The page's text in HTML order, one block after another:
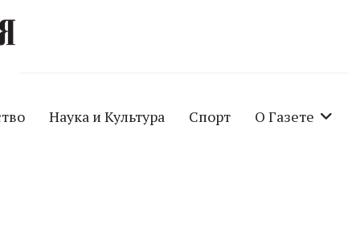
Наука и Культура Спорт О Газете